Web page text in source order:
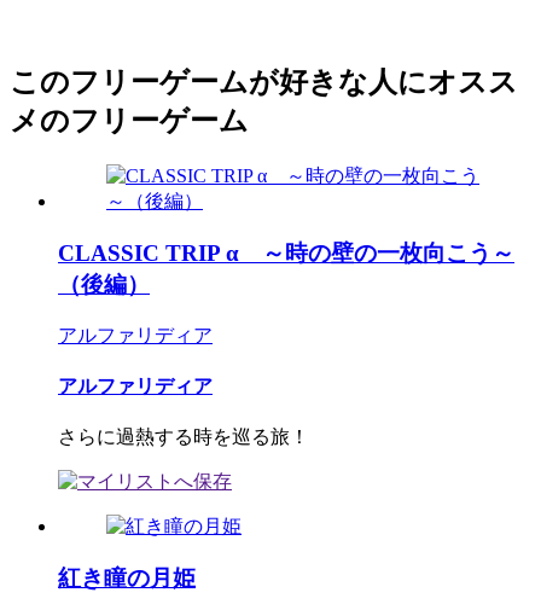
このフリーゲームが好きな人にオスス
メのフリーゲーム
CLASSIC TRIP α ～時の壁の一枚向こう～
（後編）
アルファリディア
アルファリディア
さらに過熱する時を巡る旅！
紅き瞳の月姫